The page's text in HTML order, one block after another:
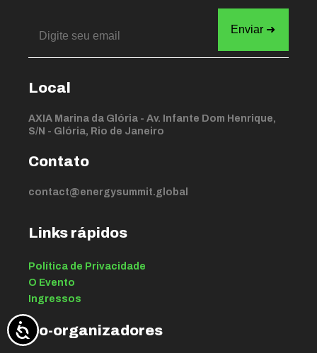
Local
AXIA Marina da Glória - Av. Infante Dom Henrique,
S/N - Glória, Rio de Janeiro
Contato
contact@energysummit.global
Links rápidos
Política de Privacidade
O Evento
Ingressos
Co-organizadores